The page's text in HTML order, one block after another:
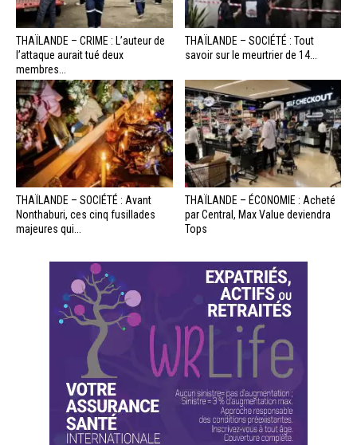
THAÏLANDE – CRIME : L’auteur de
l’attaque aurait tué deux
membres...
THAÏLANDE – SOCIÉTÉ : Tout
savoir sur le meurtrier de 14...
THAÏLANDE – SOCIÉTÉ : Avant
Nonthaburi, ces cinq fusillades
majeures qui...
THAÏLANDE – ÉCONOMIE : Acheté
par Central, Max Value deviendra
Tops